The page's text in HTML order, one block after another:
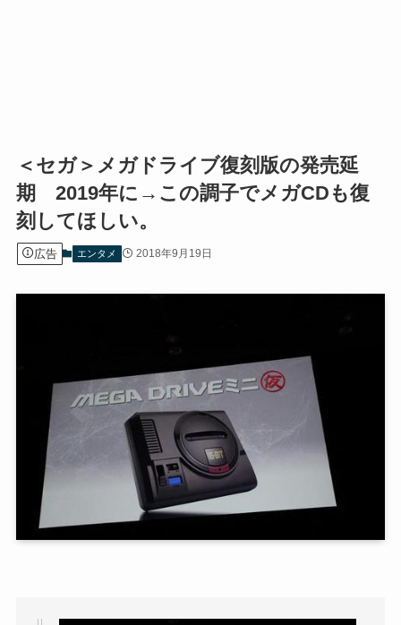
＜セガ＞メガドライブ復刻版の発売延
期 2019年に→この調子でメガCDも復
刻してほしい。
広告 エンタメ 2018年9月19日